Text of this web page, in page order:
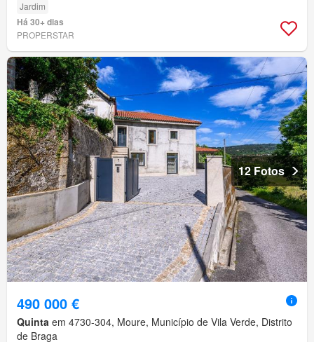
Jardim
Há 30+ dias
PROPERSTAR
12 Fotos
490 000 €
Quinta em 4730-304, Moure, Município de Vila Verde, Distrito
de Braga